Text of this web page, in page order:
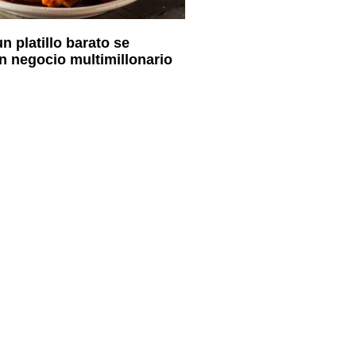
platillo barato se
negocio multimillonario